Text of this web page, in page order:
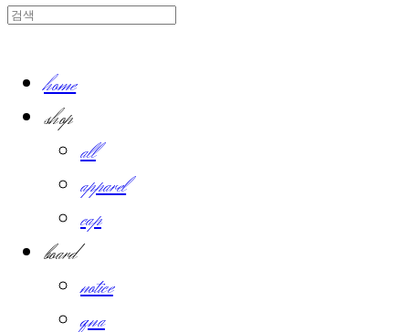
home
shop
all
apparel
cap
board
notice
qna